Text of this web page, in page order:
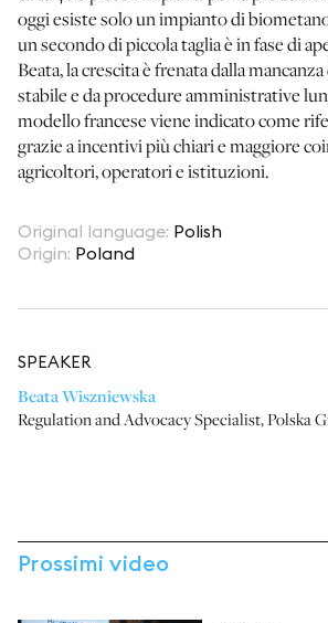
oggi esiste solo un impianto di
un secondo di piccola taglia è in fase di
Beata, la crescita è frenata dalla
stabile e da procedure amministrative
modello francese viene indicato come
grazie a incentivi più chiari e maggiore
agricoltori, operatori e istituzioni.
Original language: Polish
Origin: Poland
SPEAKER
Beata Wiszniewska
Regulation and Advocacy Specialist,Polska
Prossimi video